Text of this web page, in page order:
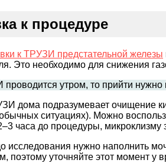
к процедуре
к ТРУЗИ предстательной железы
Это необходимо для снижения
утром, то прийти нужно
дома подразумевает очищение
ситуациях). Можно
часа до процедуры, микроклизму
исследования нужно наполнить
поэтому уточняйте этот момент у